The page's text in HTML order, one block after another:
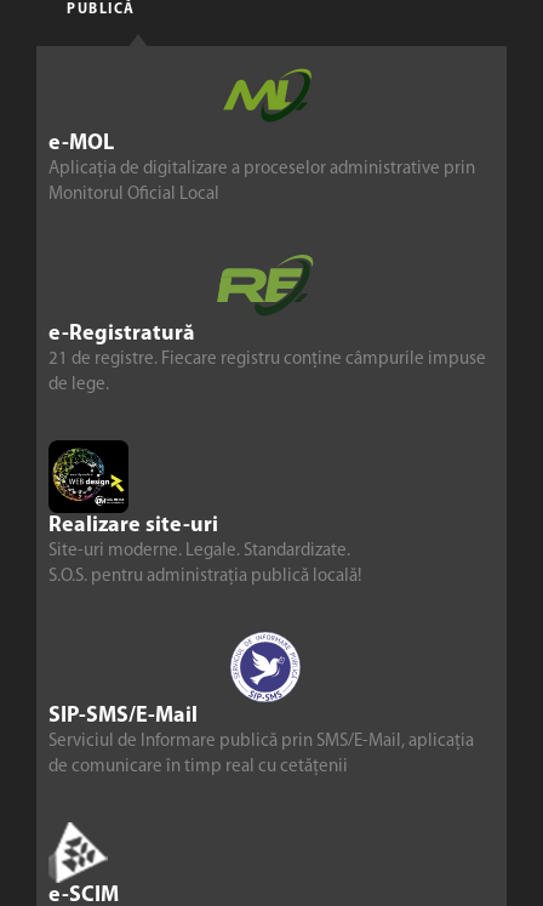
e-MOL
Aplicația de digitalizare a proceselor administrative prin
Monitorul Oficial Local
e-Registratură
21 de registre. Fiecare registru conține câmpurile impuse
de lege.
Realizare site-uri
Site-uri moderne. Legale. Standardizate.
S.O.S. pentru administrația publică locală!
SIP-SMS/E-Mail
Serviciul de Informare publică prin SMS/E-Mail, aplicația
de comunicare în timp real cu cetățenii
e-SCIM
PUBLICĂ